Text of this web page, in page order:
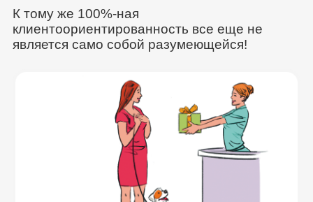
К тому же 100%-ная
клиентоориентированность все еще не
является само собой разумеющейся!